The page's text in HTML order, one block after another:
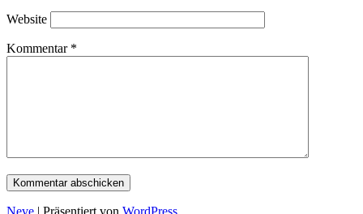
Website
Kommentar *
Neve | Präsentiert von WordPress